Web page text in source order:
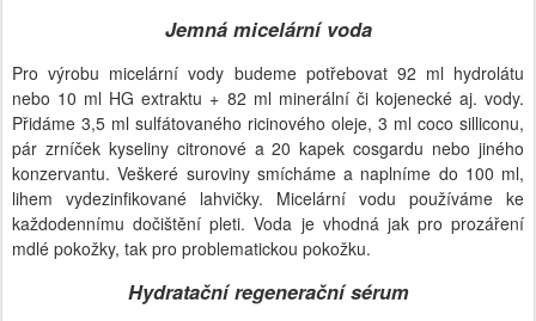
Jemná micelární voda
Pro výrobu micelární vody budeme potřebovat 92 ml hydrolátu
nebo 10 ml HG extraktu + 82 ml minerální či kojenecké aj. vody.
Přidáme 3,5 ml sulfátovaného ricinového oleje, 3 ml coco silliconu,
pár zrníček kyseliny citronové a 20 kapek cosgardu nebo jiného
konzervantu. Veškeré suroviny smícháme a naplníme do 100 ml,
lihem vydezinfikované lahvičky. Micelární vodu používáme ke
každodennímu dočištění pleti. Voda je vhodná jak pro prozáření
mdlé pokožky, tak pro problematickou pokožku.
Hydratační regenerační sérum